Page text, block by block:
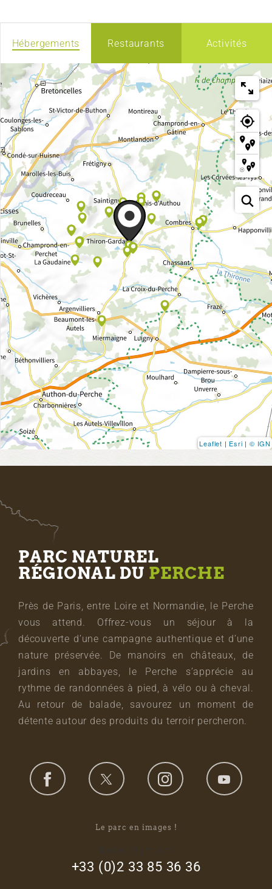
Hébergements Restaurants Activités
Leaflet | Esri | © IGN
PARC NATUREL
RÉGIONAL DU PERCHE
Près de Paris, entre Loire et Normandie, le Perche
vous attend. Offrez-vous un séjour à la
découverte d’une campagne authentique et d’une
nature préservée. De manoirs en châteaux, de
jardins en abbayes, le Perche s’apprécie au
rythme de randonnées à pied, à vélo ou à cheval.
Au retour de balade, savourez un moment de
détente autour des produits du terroir percheron.
Le parc en images !
+33 (0)2 33 85 36 36